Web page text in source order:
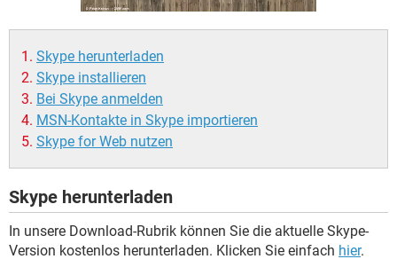
Skype herunterladen
Skype installieren
Bei Skype anmelden
MSN-Kontakte in Skype importieren
Skype for Web nutzen
Skype herunterladen
In unsere Download-Rubrik können Sie die aktuelle Skype-
Version kostenlos herunterladen. Klicken Sie einfach hier.